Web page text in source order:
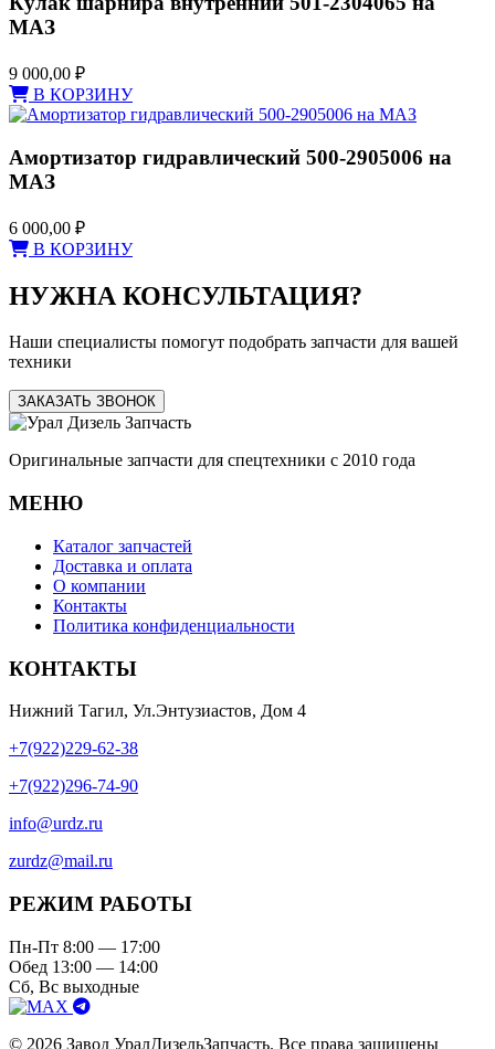
МАЗ
9 000,00 ₽
В КОРЗИНУ
Амортизатор гидравлический 500-2905006 на
МАЗ
6 000,00 ₽
В КОРЗИНУ
НУЖНА КОНСУЛЬТАЦИЯ?
Наши специалисты помогут подобрать запчасти для вашей
техники
ЗАКАЗАТЬ ЗВОНОК
Оригинальные запчасти для спецтехники с 2010 года
МЕНЮ
Каталог запчастей
Доставка и оплата
О компании
Контакты
Политика конфиденциальности
КОНТАКТЫ
Нижний Тагил, Ул.Энтузиастов, Дом 4
+7(922)229-62-38
+7(922)296-74-90
info@urdz.ru
zurdz@mail.ru
РЕЖИМ РАБОТЫ
Пн-Пт 8:00 — 17:00
Обед 13:00 — 14:00
Сб, Вс выходные
© 2026 Завод УралДизельЗапчасть. Все права защищены